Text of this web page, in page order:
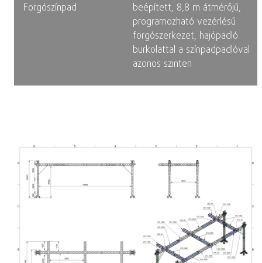
Forgószínpad
beépített, 8,8 m átmérőjű,
programozható vezérlésű
forgószerkezet, hajópadló
burkolattal a színpadpadlóval
azonos szinten